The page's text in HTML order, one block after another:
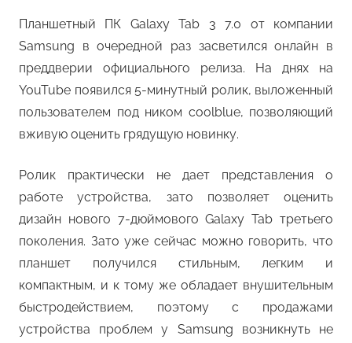
Планшетный ПК Galaxy Tab 3 7.0 от компании
Samsung в очередной раз засветился онлайн в
преддверии официального релиза. На днях на
YouTube появился 5-минутный ролик, выложенный
пользователем под ником coolblue, позволяющий
вживую оценить грядущую новинку.
Ролик практически не дает представления о
работе устройства, зато позволяет оценить
дизайн нового 7-дюймового Galaxy Tab третьего
поколения. Зато уже сейчас можно говорить, что
планшет получился стильным, легким и
компактным, и к тому же обладает внушительным
быстродействием, поэтому с продажами
устройства проблем у Samsung возникнуть не